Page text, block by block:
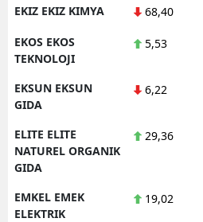
EKIZ EKIZ KIMYA 68,40
EKOS EKOS
TEKNOLOJI
5,53
EKSUN EKSUN
GIDA
6,22
ELITE ELITE
NATUREL ORGANIK
GIDA
29,36
EMKEL EMEK
ELEKTRIK
19,02